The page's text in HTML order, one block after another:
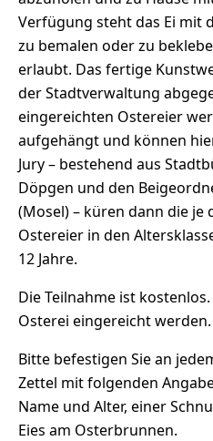
Verfügung steht das Ei mit
zu bemalen oder zu
erlaubt. Das fertige
der Stadtverwaltung
eingereichten Ostereier
aufgehängt und können
Jury – bestehend aus
Döpgen und den
(Mosel) – küren dann die
Ostereier in den
12 Jahre.
Die Teilnahme ist
Osterei eingereicht werden.
Bitte befestigen Sie an
Zettel mit folgenden
Name und Alter, einer
Eies am Osterbrunnen.